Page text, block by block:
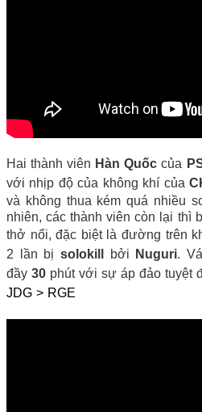
Hai thành viên Hàn Quốc của
với nhịp độ của không khí của
và không thua kém quá nhiều
nhiên, các thành viên còn lại thì
thở nổi, đặc biệt là đường trên
2 lần bị solokill bởi Nuguri.
đầy 30 phút với sự áp đảo tuyệt
JDG > RGE